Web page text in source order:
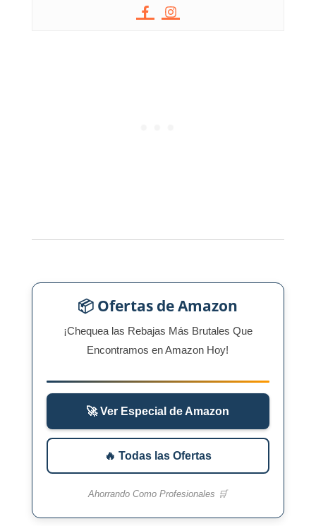
📦 Ofertas de Amazon
¡Chequea las Rebajas Más Brutales Que
Encontramos en Amazon Hoy!
🚀 Ver Especial de Amazon
🔥 Todas las Ofertas
Ahorrando Como Profesionales 🛒